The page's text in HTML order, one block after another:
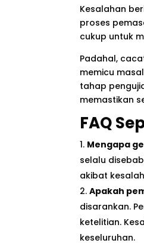
Kesalahan
proses
cukup untuk
Padahal,
memicu
tahap
memastikan
FAQ
Mengapa
selalu
akibat
Apakah
disarankan.
ketelitian.
keseluruhan.